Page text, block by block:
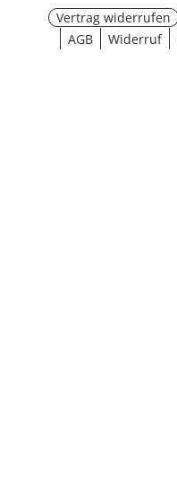
Vertrag widerrufen
AGB
Widerruf